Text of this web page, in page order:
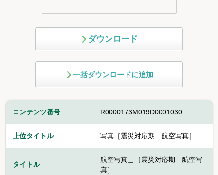
ダウンロード
一括ダウンロードに追加
コンテンツ番号 R0000173M019D0001030
上位タイトル 写真［震災対応期 航空写真］
タイトル
航空写真＿［震災対応期 航空写
真］